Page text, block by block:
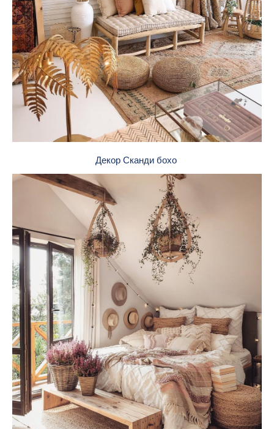
Декор Сканди бохо